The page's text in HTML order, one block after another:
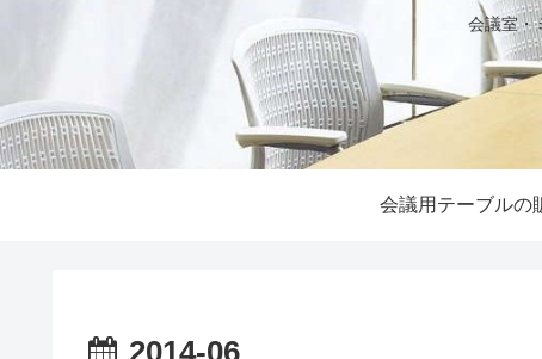
会議室・
会議用テーブルの
2014-06